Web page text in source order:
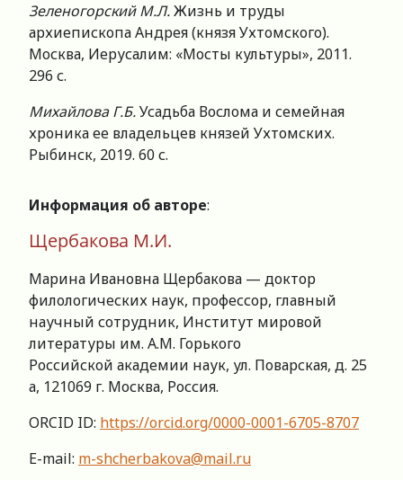
Зеленогорский М.Л.Жизнь и труды
архиепископа Андрея (князя Ухтомского).
Москва, Иерусалим: «Мосты культуры», 2011.
296 с.
Михайлова Г.Б.Усадьба Вослома и семейная
хроника ее владельцев князей Ухтомских.
Рыбинск, 2019. 60 с.
Информация об авторе:
Щербакова М.И.
Марина Ивановна Щербакова — доктор
филологических наук, профессор, главный
научный сотрудник, Институт мировой
литературы им. А.М. Горького
Российской академии наук, ул. Поварская, д. 25
а, 121069 г. Москва, Россия.
ORCID ID: https://orcid.org/0000-0001-6705-8707
E-mail: m-shcherbakova@mail.ru